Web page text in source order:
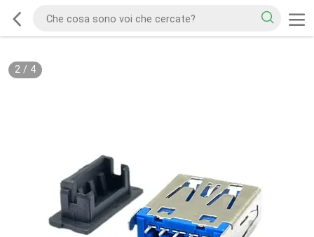
2/ 4